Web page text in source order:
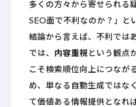
多くの方々から寄せられる
SEO面で不利なのか？」と
結論から言えば、不利では
では、 内容重視という観点
こそ検索順位向上につなが
め、単なる自動生成ではな
て価値ある情報提供となれ